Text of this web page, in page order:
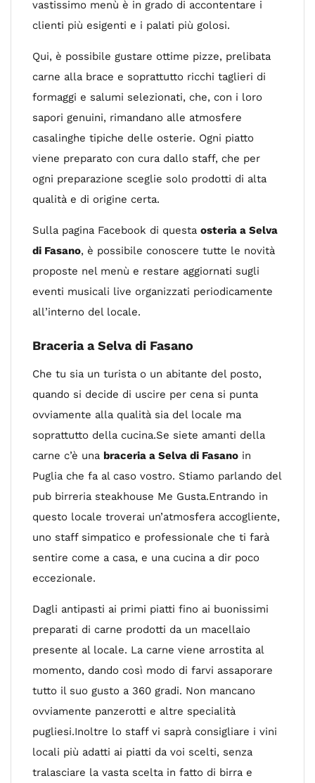
vastissimo menù è in grado di accontentare i
clienti più esigenti e i palati più golosi.
Qui, è possibile gustare ottime pizze, prelibata
carne alla brace e soprattutto ricchi taglieri di
formaggi e salumi selezionati, che, con i loro
sapori genuini, rimandano alle atmosfere
casalinghe tipiche delle osterie. Ogni piatto
viene preparato con cura dallo staff, che per
ogni preparazione sceglie solo prodotti di alta
qualità e di origine certa.
Sulla pagina Facebook di questa osteria a Selva
di Fasano, è possibile conoscere tutte le novità
proposte nel menù e restare aggiornati sugli
eventi musicali live organizzati periodicamente
all’interno del locale.
Braceria a Selva di Fasano
Che tu sia un turista o un abitante del posto,
quando si decide di uscire per cena si punta
ovviamente alla qualità sia del locale ma
soprattutto della cucina.Se siete amanti della
carne c’è una braceria a Selva di Fasano in
Puglia che fa al caso vostro. Stiamo parlando del
pub birreria steakhouse Me Gusta.Entrando in
questo locale troverai un’atmosfera accogliente,
uno staff simpatico e professionale che ti farà
sentire come a casa, e una cucina a dir poco
eccezionale.
Dagli antipasti ai primi piatti fino ai buonissimi
preparati di carne prodotti da un macellaio
presente al locale. La carne viene arrostita al
momento, dando così modo di farvi assaporare
tutto il suo gusto a 360 gradi. Non mancano
ovviamente panzerotti e altre specialità
pugliesi.Inoltre lo staff vi saprà consigliare i vini
locali più adatti ai piatti da voi scelti, senza
tralasciare la vasta scelta in fatto di birra e